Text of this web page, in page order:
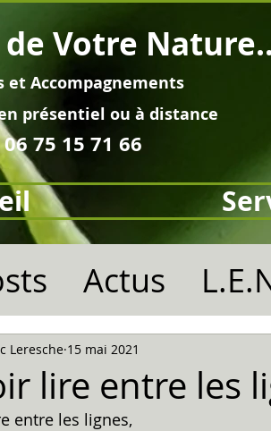
etAccompagnements
présentiel ou à distance
06 75 15 71 66
de Votre
Actus
lire entre les
Leresche 15 mai 2021
entre les lignes,